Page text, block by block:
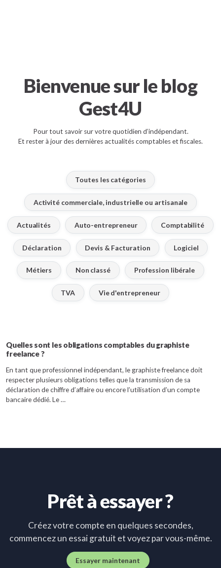
Bienvenue sur le blog
Gest4U
Pour tout savoir sur votre quotidien d’indépendant.
Et rester à jour des dernières actualités comptables et fiscales.
Toutes les catégories
Activité commerciale, industrielle ou artisanale
Actualités Auto-entrepreneur Comptabilité
Déclaration Devis & Facturation Logiciel
Métiers Non classé Profession libérale
TVA Vie d'entrepreneur
Quelles sont les obligations comptables du graphiste
freelance ?
En tant que professionnel indépendant, le graphiste freelance doit
respecter plusieurs obligations telles que la transmission de sa
déclaration de chiffre d’affaire ou encore l’utilisation d’un compte
bancaire dédié. Le …
Prêt à essayer ?
Créez votre compte en quelques secondes,
commencez un essai gratuit et voyez par vous-même.
Essayer maintenant